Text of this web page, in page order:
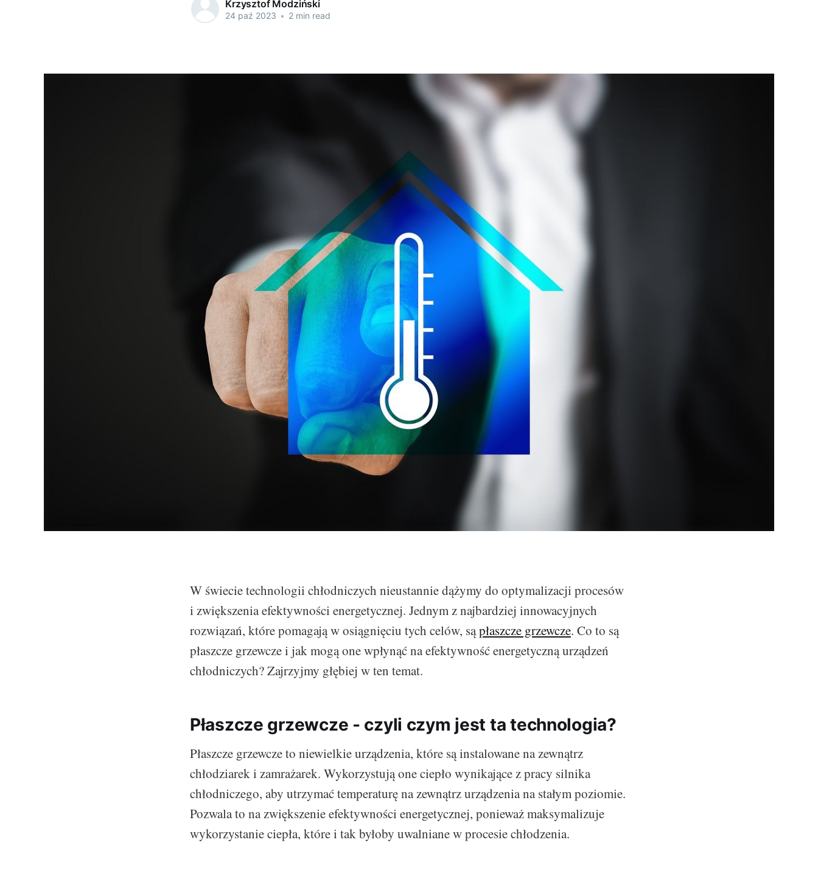
Krzysztof Modziński
24 paź 2023 • 2 min read
W świecie technologii chłodniczych nieustannie dążymy do optymalizacji procesów
i zwiększenia efektywności energetycznej. Jednym z najbardziej innowacyjnych
rozwiązań, które pomagają w osiągnięciu tych celów, sąpłaszcze grzewcze. Co to są
płaszcze grzewcze i jak mogą one wpłynąć na efektywność energetyczną urządzeń
chłodniczych? Zajrzyjmy głębiej w ten temat.
Płaszcze grzewcze - czyli czym jest ta technologia?
Płaszcze grzewcze to niewielkie urządzenia, które są instalowane na zewnątrz
chłodziarek i zamrażarek. Wykorzystują one ciepło wynikające z pracy silnika
chłodniczego, aby utrzymać temperaturę na zewnątrz urządzenia na stałym poziomie.
Pozwala to na zwiększenie efektywności energetycznej, ponieważ maksymalizuje
wykorzystanie ciepła, które i tak byłoby uwalniane w procesie chłodzenia.